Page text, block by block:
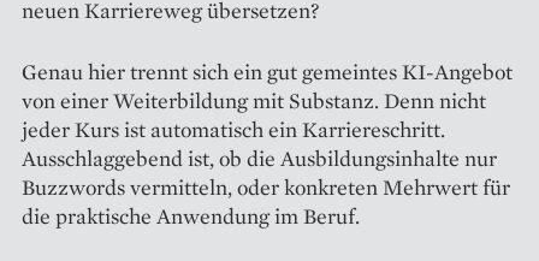
neuen Karriereweg übersetzen?
Genau hier trennt sich ein gut gemeintes KI-Angebot
von einer Weiterbildung mit Substanz. Denn nicht
jeder Kurs ist automatisch ein Karriereschritt.
Ausschlaggebend ist, ob die Ausbildungsinhalte nur
Buzzwords vermitteln, oder konkreten Mehrwert für
die praktische Anwendung im Beruf.